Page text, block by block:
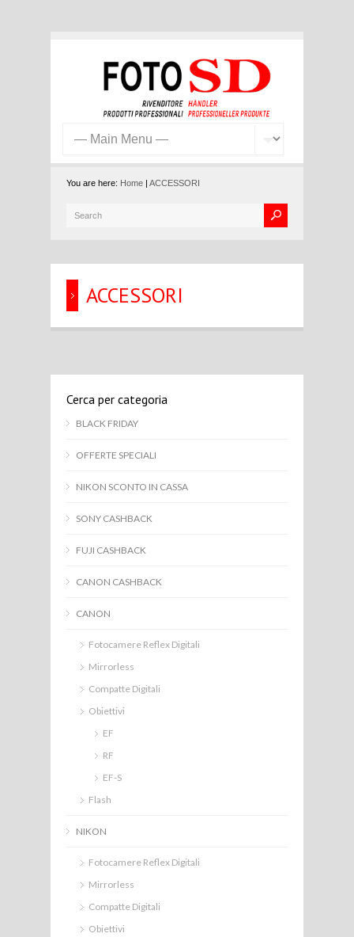
You are here: Home ACCESSORI
ACCESSORI
Cerca per categoria
BLACK FRIDAY
OFFERTE SPECIALI
NIKON SCONTO IN CASSA
SONY CASHBACK
FUJI CASHBACK
CANON CASHBACK
CANON
Fotocamere Reflex Digitali
Mirrorless
Compatte Digitali
Obiettivi
EF
RF
EF-S
Flash
NIKON
Fotocamere Reflex Digitali
Mirrorless
Compatte Digitali
Obiettivi